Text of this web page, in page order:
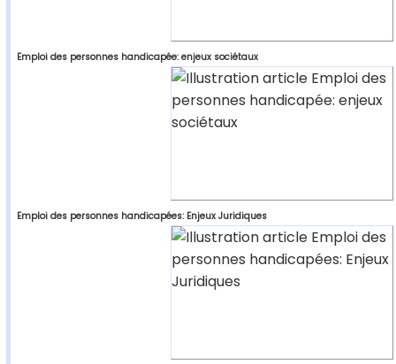
Emploi des personnes handicapée: enjeux sociétaux
Emploi des personnes handicapées: Enjeux Juridiques